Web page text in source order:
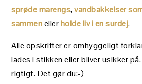
sprøde marengs,vandbakkelser
sammenellerholde liv i en surdej.
Alle opskrifter er omhyggeligt
lades i stikken eller bliver usikker
rigtigt. Det gør du:-)